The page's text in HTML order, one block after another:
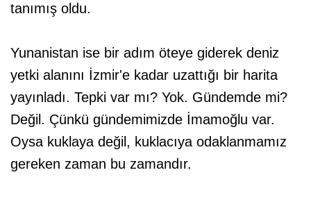
tanımış oldu.
Yunanistan ise bir adım öteye giderek deniz
yetki alanını İzmir'e kadar uzattığı bir harita
yayınladı. Tepki var mı? Yok. Gündemde mi?
Değil. Çünkü gündemimizde İmamoğlu var.
Oysa kuklaya değil, kuklacıya odaklanmamız
gereken zaman bu zamandır.